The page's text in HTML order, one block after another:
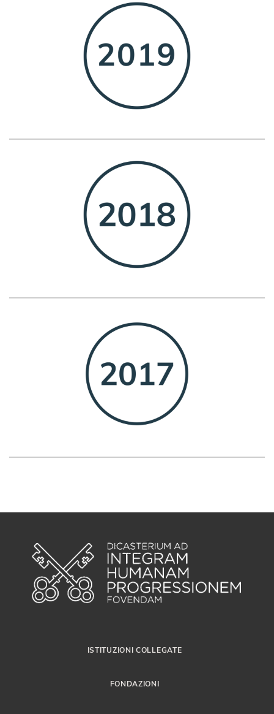
ISTITUZIONI COLLEGATE
FONDAZIONI